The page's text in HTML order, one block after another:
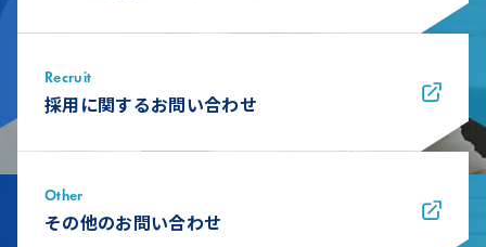
Recruit
採用に関するお問い合わせ
Other
その他のお問い合わせ